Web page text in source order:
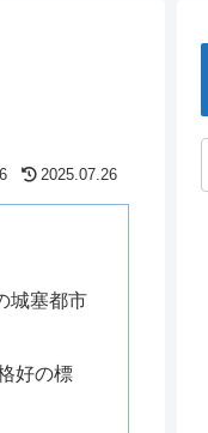
2025.07.26
城塞都市
好の標